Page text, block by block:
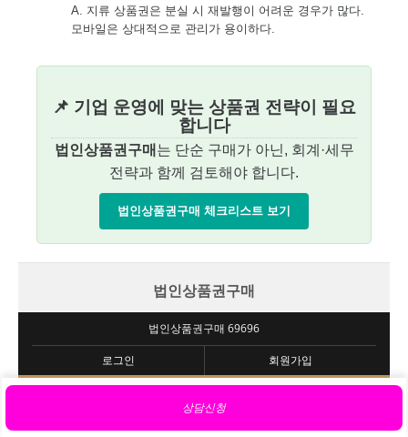
A. 지류 상품권은 분실 시 재발행이 어려운 경우가 많다.
모바일은 상대적으로 관리가 용이하다.
📌 기업 운영에 맞는 상품권 전략이 필요
합니다
법인상품권구매 는 단순 구매가 아닌, 회계·세무
전략과 함께 검토해야 합니다.
법인상품권구매 체크리스트 보기
법인상품권구매
법인상품권구매 69696
로그인 회원가입
상담신청